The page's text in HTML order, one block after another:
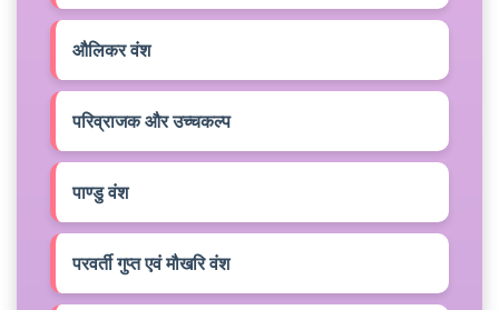
औलिकर वंश
परिव्राजक और उच्चकल्प
पाण्डु वंश
परवर्ती गुप्त एवं मौखरि वंश